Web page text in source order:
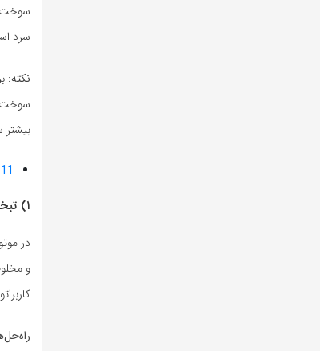
سرد
نکته:
سوخت
11 دلیل خرابی بخاری ماشین + روش‌های رفع آن
۱) تبخیر نشدن بنزین در هوای سرد
در
و